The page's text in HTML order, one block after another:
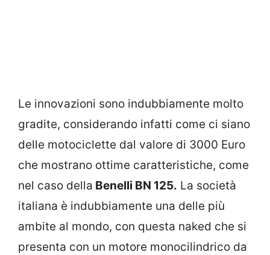
Le innovazioni sono indubbiamente molto
gradite, considerando infatti come ci siano
delle motociclette dal valore di 3000 Euro
che mostrano ottime caratteristiche, come
nel caso della Benelli BN 125. La società
italiana è indubbiamente una delle più
ambite al mondo, con questa naked che si
presenta con un motore monocilindrico da